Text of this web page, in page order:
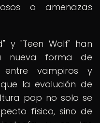
o amenazas
y "Teen Wolf" han
nueva forma de
vampiros y
la evolución de
pop no solo se
físico, sino de